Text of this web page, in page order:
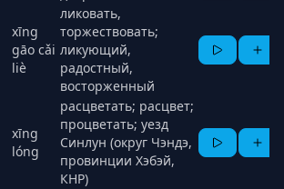
xīng
gāo cǎi
liè
ликовать,
торжествовать;
ликующий,
радостный,
восторженный
xīng
lóng
расцветать; расцвет;
процветать; уезд
Синлун (округ Чэндэ,
провинции Хэбэй,
КНР)